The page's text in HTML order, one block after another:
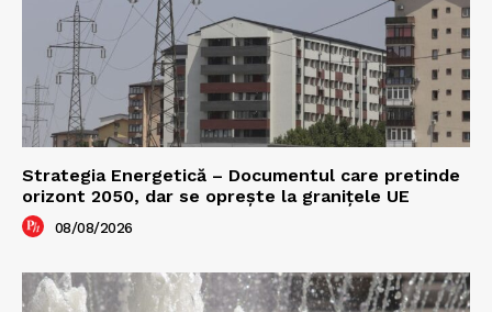
Strategia Energetică – Documentul care pretinde
orizont 2050, dar se oprește la granițele UE
08/08/2026